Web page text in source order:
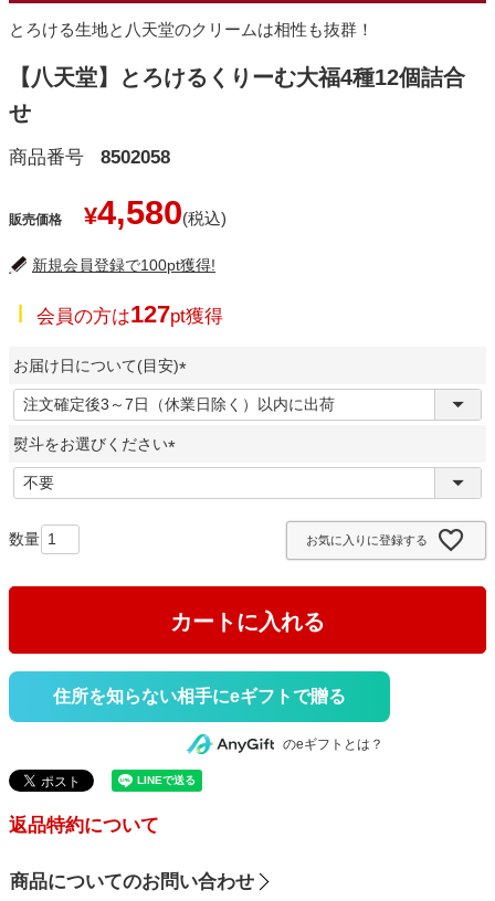
とろける生地と八天堂のクリームは相性も抜群！
【八天堂】とろけるくりーむ大福4種12個詰合
せ
商品番号 8502058
販売価格 ¥4,580
新規会員登録で100pt獲得!
会員の方は127pt獲得
お届け日について(目安)
(
必
)
熨斗をお選びください
必
お気に入りに登録する
カートに入れる
住所を知らない相手にeギフトで贈る
のeギフトとは？
返品特約について
商品についてのお問い合わせ